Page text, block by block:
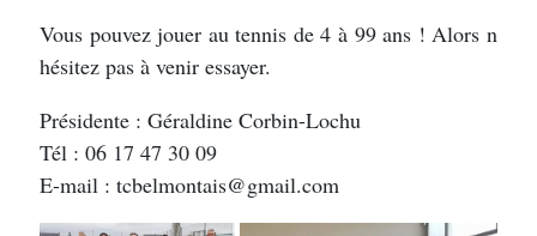
Vous pouvez jouer au tennis de 4 à 99 ans ! Alors n
hésitez pas à venir essayer.
Présidente : Géraldine Corbin-Lochu
Tél : 06 17 47 30 09
E-mail : tcbelmontais@gmail.com